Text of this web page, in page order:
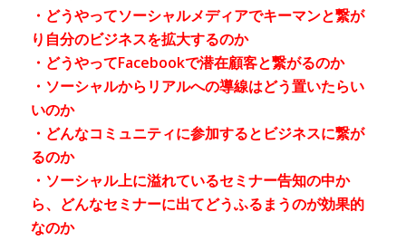
・どうやってソーシャルメディアでキーマンと繋が
り自分のビジネスを拡大するのか
・どうやってFacebookで潜在顧客と繋がるのか
・ソーシャルからリアルへの導線はどう置いたらい
いのか
・どんなコミュニティに参加するとビジネスに繋が
るのか
・ソーシャル上に溢れているセミナー告知の中か
ら、どんなセミナーに出てどうふるまうのが効果的
なのか